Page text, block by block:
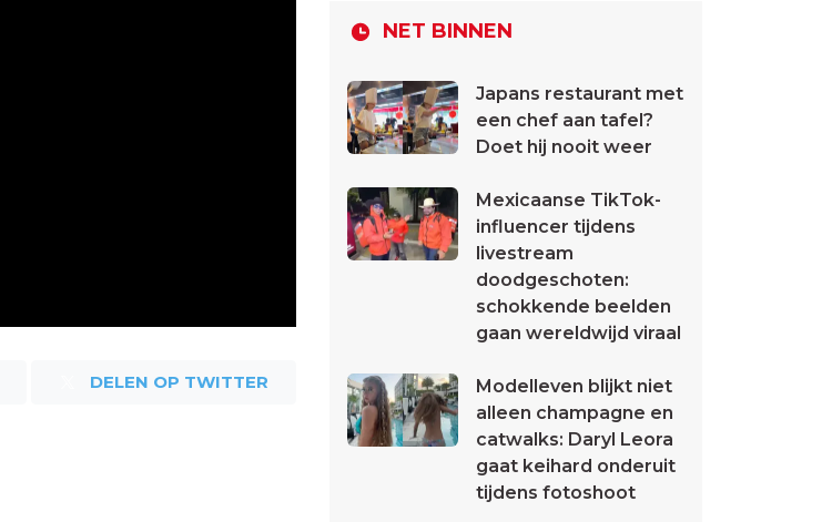
DELEN OP TWITTER
NET BINNEN
Japans restaurant met
een chef aan tafel?
Doet hij nooit weer
Mexicaanse TikTok-
influencer tijdens
livestream
doodgeschoten:
schokkende beelden
gaan wereldwijd viraal
Modelleven blijkt niet
alleen champagne en
catwalks: Daryl Leora
gaat keihard onderuit
tijdens fotoshoot